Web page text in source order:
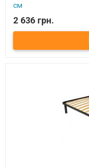
см
В наличии
Каркас кровати
Размер: 90х190 см
пластик. Тип каркаса:
2 636 грн.